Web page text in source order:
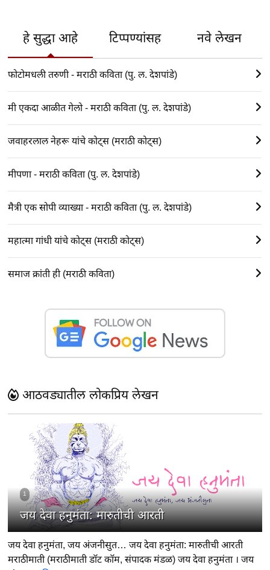
हे सुद्धा आहे टिप्पण्यांसह नवे लेखन
फोटोमधली तरुणी - मराठी कविता (पु. ल. देशपांडे)
मी एकदा आळीत गेलो - मराठी कविता (पु. ल. देशपांडे)
जवाहरलाल नेहरू यांचे कोट्स (मराठी कोट्स)
मीपणा - मराठी कविता (पु. ल. देशपांडे)
मैत्री एक सोपी व्याख्या - मराठी कविता (पु. ल. देशपांडे)
महात्मा गांधी यांचे कोट्स (मराठी कोट्स)
समाज क्रांती ही (मराठी कविता)
आठवड्यातील लोकप्रिय लेखन
1
जय देवा हनुमंता: मारुतीची आरती
जय देवा हनुमंता, जय अंजनीसुत… जय देवा हनुमंता: मारुतीची आरती
मराठीमाती (मराठीमाती डॉट कॉम, संपादक मंडळ) जय देवा हनुमंता । जय